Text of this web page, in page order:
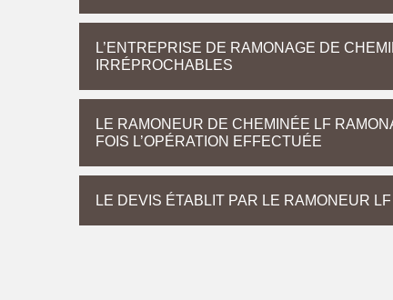
L’ENTREPRISE DE RAMONAGE DE
IRRÉPROCHABLES
LE RAMONEUR DE CHEMINÉE LF
FOIS L’OPÉRATION EFFECTUÉE
LE DEVIS ÉTABLIT PAR LE RAMONEUR